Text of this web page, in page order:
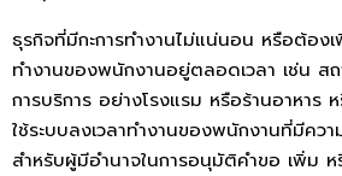
ธุรกิจที่มีกะการทำงานไม่แน่นอน หรือต้อง
ทำงานของพนักงานอยู่ตลอดเวลา เช่น ส
การบริการ อย่างโรงแรม หรือร้านอาหาร
ใช้ระบบลงเวลาทำงานของพนักงานที่มีคว
สำหรับผู้มีอำนาจในการอนุมัติคำขอ เพิ่ม ห